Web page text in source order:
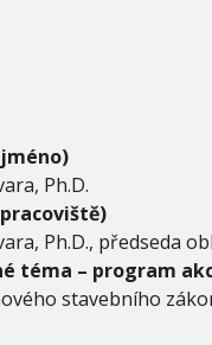
Ph.D.
Ph.D., předseda
téma – program
stavebního